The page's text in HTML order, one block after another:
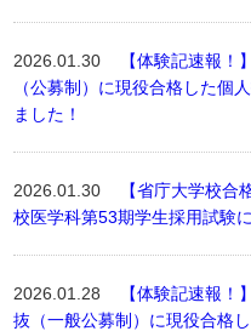
2026.01.30
【体験記速報
（公募制）に現役合格した個
ました！
2026.01.30
【省庁大学校
校医学科第53期学生採用試験
2026.01.28
【体験記速報
抜（一般公募制）に現役合格